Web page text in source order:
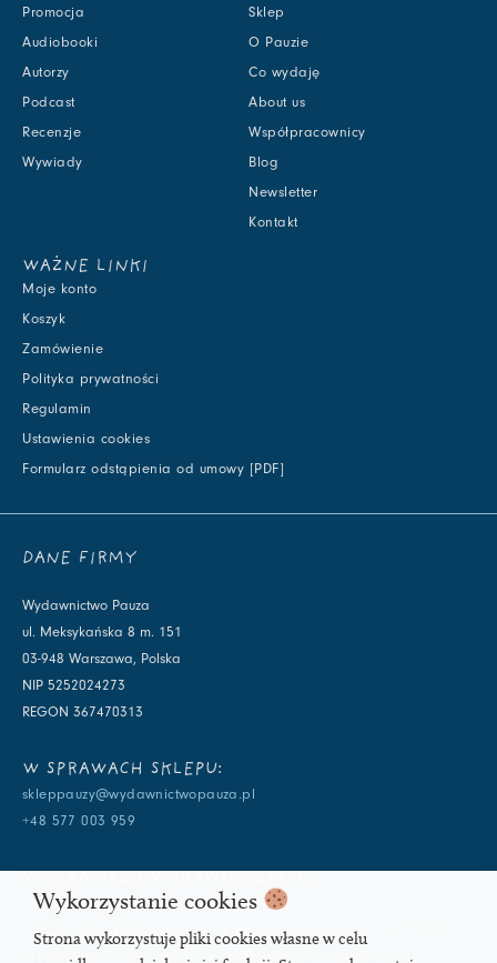
Promocja
Audiobooki
Autorzy
Podcast
Recenzje
Wywiady
Sklep
O Pauzie
Co wydaję
About us
Współpracownicy
Blog
Newsletter
Kontakt
WAŻNE LINKI
Moje konto
Koszyk
Zamówienie
Polityka prywatności
Regulamin
Ustawienia cookies
Formularz odstąpienia od umowy [PDF]
DANE FIRMY
Wydawnictwo Pauza
ul. Meksykańska 8 m. 151
03-948 Warszawa, Polska
NIP 5252024273
REGON 367470313
W SPRAWACH SKLEPU:
skleppauzy@wydawnictwopauza.pl
+48 577 003 959
info@wydawnictwopauza.pl
+48 501 177 119 (czynny w dni powszednie w godzinach 11-15,
proszę o wysłanie wiadomości SMS, gdybym nie odbierała)
Wykorzystanie cookies
Strona wykorzystuje pliki cookies własne w celu